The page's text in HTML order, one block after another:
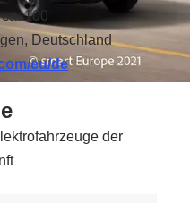
100
Deutschland
eu/de
der